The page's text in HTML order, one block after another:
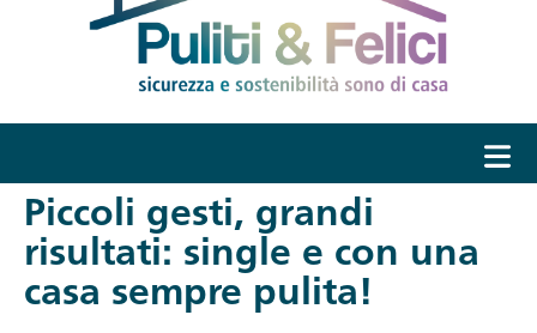
menu
Piccoli gesti, grandi
risultati: single e con una
casa sempre pulita!